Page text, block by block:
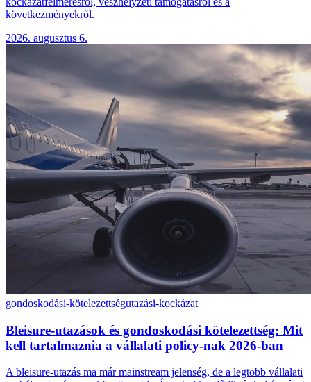
következményekről.
2026. augusztus 6.
gondoskodási-kötelezettségutazási-kockázat
Bleisure-utazások és gondoskodási kötelezettség: Mit
kell tartalmaznia a vállalati policy-nak 2026-ban
A bleisure-utazás ma már mainstream jelenség, de a legtöbb vállalati